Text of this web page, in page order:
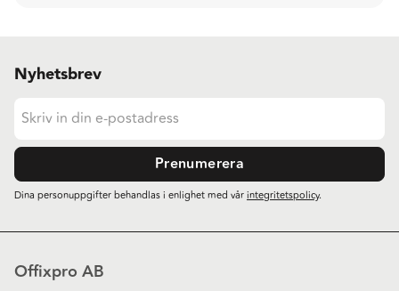
Nyhetsbrev
Prenumerera
Dina personuppgifter behandlas i enlighet med vårintegritetspolicy.
Offixpro AB